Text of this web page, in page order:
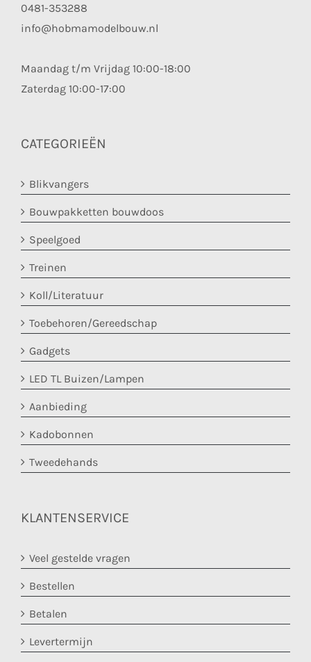
0481-353288
info@hobmamodelbouw.nl
Maandag t/m Vrijdag 10:00-18:00
Zaterdag 10:00-17:00
CATEGORIEËN
Blikvangers
Bouwpakketten bouwdoos
Speelgoed
Treinen
Koll/Literatuur
Toebehoren/Gereedschap
Gadgets
LED TL Buizen/Lampen
Aanbieding
Kadobonnen
Tweedehands
KLANTENSERVICE
Veel gestelde vragen
Bestellen
Betalen
Levertermijn